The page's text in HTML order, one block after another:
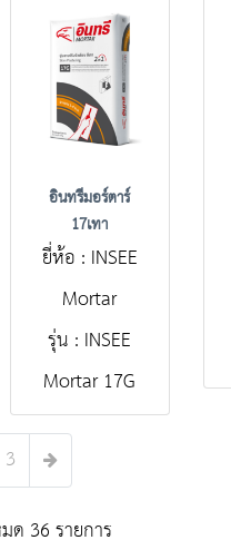
อินทรีมอร์ตาร์
17เทา
ยี่ห้อ : INSEE
Mortar
รุ่น : INSEE
Mortar 17G
3
36 รายการ